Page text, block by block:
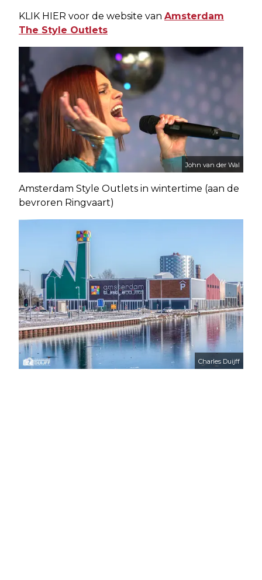
KLIK HIER voor de website van Amsterdam
The Style Outlets
John van der Wal
Amsterdam Style Outlets in wintertime (aan de
bevroren Ringvaart)
Charles Duijff